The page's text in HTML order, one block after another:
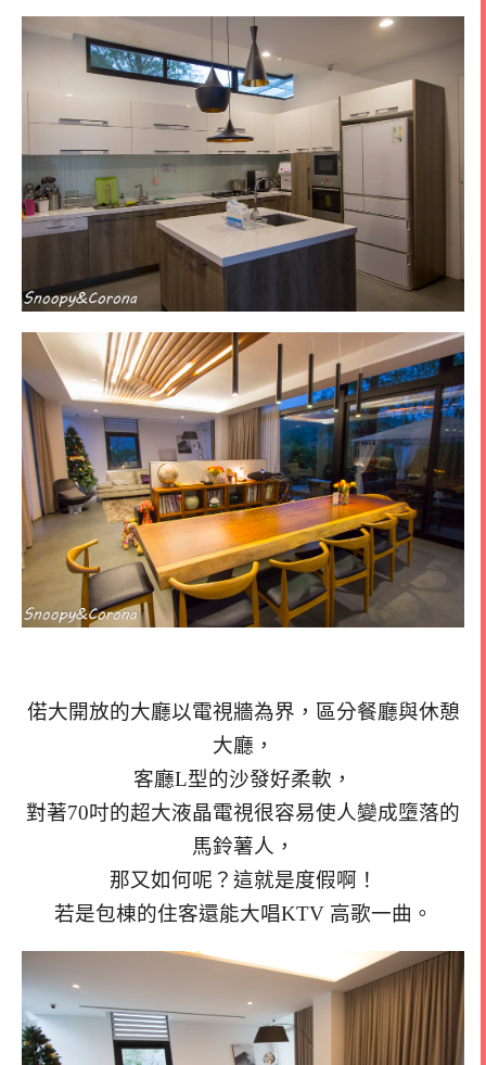
偌大開放的大廳以電視牆為界，區分餐廳與休憩
大廳，
客廳L型的沙發好柔軟，
對著70吋的超大液晶電視很容易使人變成墮落的
馬鈴薯人，
那又如何呢？這就是度假啊！
若是包棟的住客還能大唱KTV 高歌一曲。